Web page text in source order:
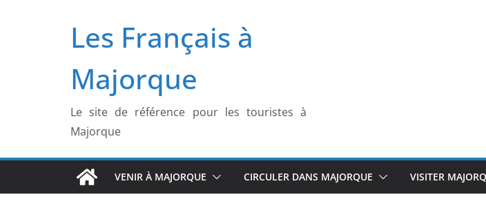
Les Français à
Majorque
Le site de référence pour les touristes à
Majorque
VENIR À MAJORQUE CIRCULER DANS MAJORQUE VISITER